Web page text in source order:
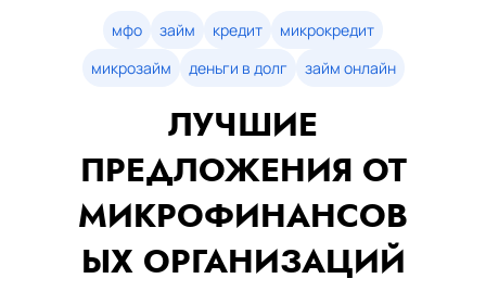
Займы онлайн
Денежные кредиты
мфо займ кредит
микрокредит
микрозайм
деньги в долг займ онлайн
ЛУЧШИЕ
ПРЕДЛОЖЕНИЯ ОТ
МИКРОФИНАНСОВ
ЫХ ОРГАНИЗАЦИЙ